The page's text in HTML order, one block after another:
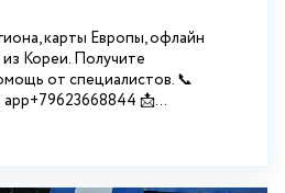
карты Европы, офлайн
Кореи. Получите
от специалистов. 📞
📩...